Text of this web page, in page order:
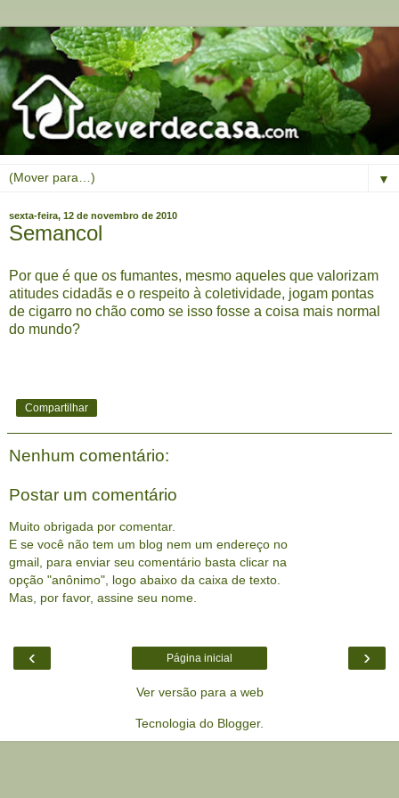
▼
sexta-feira, 12 de novembro de 2010
Semancol
Por que é que os fumantes, mesmo aqueles que valorizam
atitudes cidadãs e o respeito à coletividade, jogam pontas
de cigarro no chão como se isso fosse a coisa mais normal
do mundo?
Compartilhar
Nenhum comentário:
Postar um comentário
Muito obrigada por comentar.
E se você não tem um blog nem um endereço no
gmail, para enviar seu comentário basta clicar na
opção "anônimo", logo abaixo da caixa de texto.
Mas, por favor, assine seu nome.
‹ ›
Página inicial
Ver versão para a web
Tecnologia do Blogger.